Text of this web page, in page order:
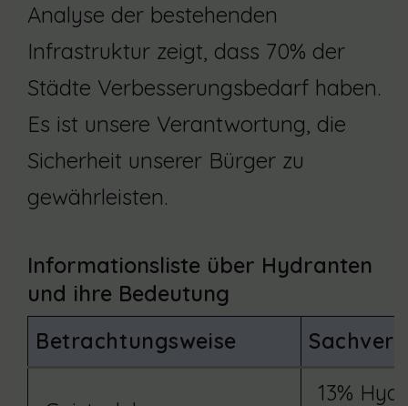
Analyse der bestehenden
Infrastruktur zeigt, dass 70% der
Städte Verbesserungsbedarf haben.
Es ist unsere Verantwortung, die
Sicherheit unserer Bürger zu
gewährleisten.
Informationsliste über Hydranten
und ihre Bedeutung
Betrachtungsweise
13%